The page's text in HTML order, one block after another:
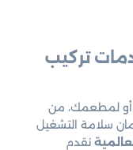
تركيب
أو لمطعمك، من
سلامة التشغيل
نقدم